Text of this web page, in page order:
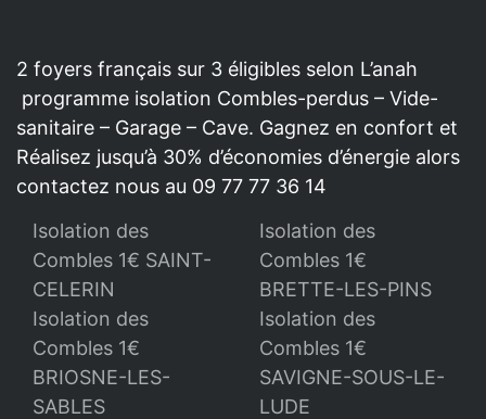
2 foyers français sur 3 éligibles selon L’anah
programme isolation Combles-perdus – Vide-
sanitaire – Garage – Cave. Gagnez en confort et
Réalisez jusqu’à 30% d’économies d’énergie alors
contactez nous au 09 77 77 36 14
Isolation des
Combles 1€ SAINT-
CELERIN
Isolation des
Combles 1€
BRETTE-LES-PINS
Isolation des
Combles 1€
BRIOSNE-LES-
SABLES
Isolation des
Combles 1€
SAVIGNE-SOUS-LE-
LUDE